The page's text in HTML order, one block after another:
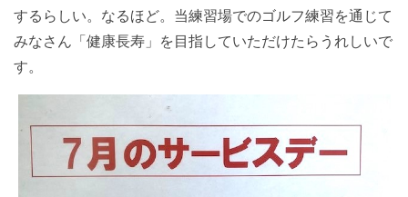
するらしい。なるほど。当練習場でのゴルフ練習を通じて
みなさん「健康長寿」を目指していただけたらうれしいで
す。